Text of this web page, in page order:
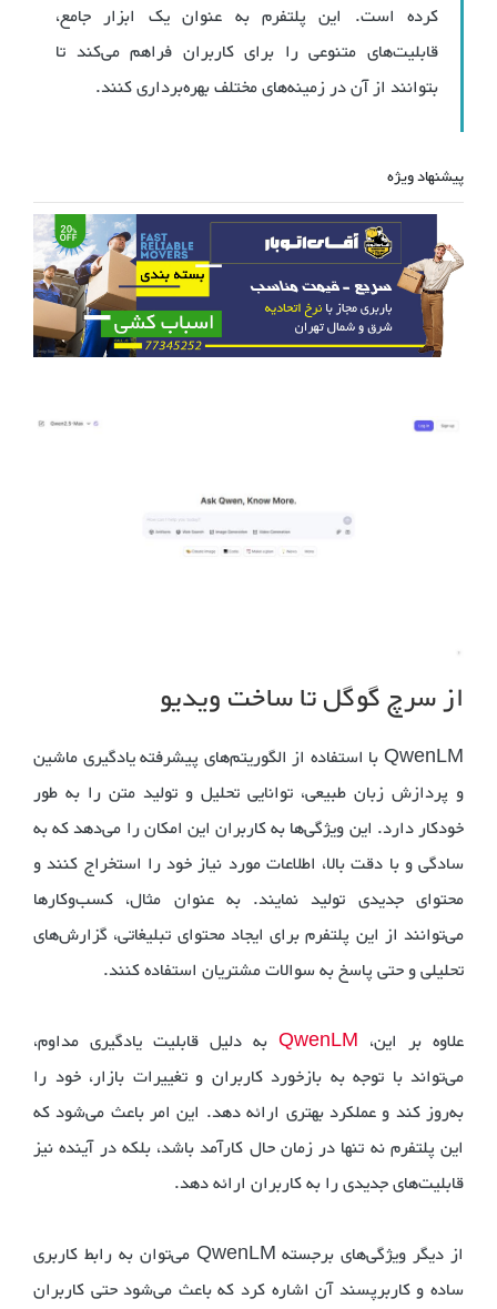
کرده است. این پلتفرم به عنوان یک ابزار جامع،
قابلیت‌های متنوعی را برای کاربران فراهم می‌کند تا
بتوانند از آن در زمینه‌های مختلف بهره‌برداری کنند.
پیشنهاد ویژه
از سرچ گوگل تا ساخت ویدیو
QwenLM با استفاده از الگوریتم‌های پیشرفته یادگیری ماشین
و پردازش زبان طبیعی، توانایی تحلیل و تولید متن را به طور
خودکار دارد. این ویژگی‌ها به کاربران این امکان را می‌دهد که به
سادگی و با دقت بالا، اطلاعات مورد نیاز خود را استخراج کنند و
محتوای جدیدی تولید نمایند. به عنوان مثال، کسب‌وکارها
می‌توانند از این پلتفرم برای ایجاد محتوای تبلیغاتی، گزارش‌های
تحلیلی و حتی پاسخ به سوالات مشتریان استفاده کنند.
علاوه بر این، QwenLM به دلیل قابلیت یادگیری مداوم،
می‌تواند با توجه به بازخورد کاربران و تغییرات بازار، خود را
به‌روز کند و عملکرد بهتری ارائه دهد. این امر باعث می‌شود که
این پلتفرم نه تنها در زمان حال کارآمد باشد، بلکه در آینده نیز
قابلیت‌های جدیدی را به کاربران ارائه دهد.
از دیگر ویژگی‌های برجسته QwenLM می‌توان به رابط کاربری
ساده و کاربرپسند آن اشاره کرد که باعث می‌شود حتی کاربران